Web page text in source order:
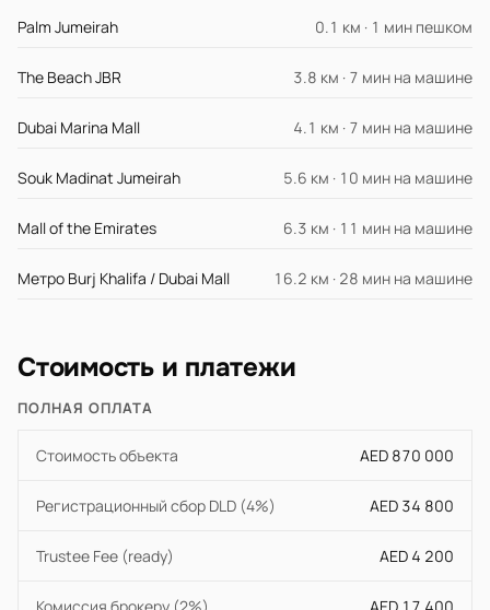
Palm Jumeirah 0.1 км · 1 мин пешком
The Beach JBR 3.8 км · 7 мин на машине
Dubai Marina Mall 4.1 км · 7 мин на машине
Souk Madinat Jumeirah 5.6 км · 10 мин на машине
Mall of the Emirates 6.3 км · 11 мин на машине
Метро Burj Khalifa / Dubai Mall 16.2 км · 28 мин на машине
Стоимость и платежи
ПОЛНАЯ ОПЛАТА
Стоимость объекта AED 870 000
Регистрационный сбор DLD (4%) AED 34 800
Trustee Fee (ready) AED 4 200